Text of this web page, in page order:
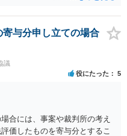
与分申し立ての場合
議
役にたった 5
合には、事案や裁判所の考え
価したものを寄与分とするこ